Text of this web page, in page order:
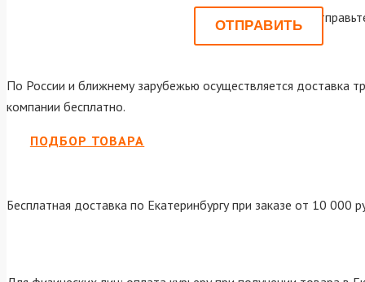
Или
По России и ближнему зарубежью осуществляется доставка
компании бесплатно.
ПОДБОР ТОВАРА
Бесплатная доставка по Екатеринбургу при заказе от 10 000